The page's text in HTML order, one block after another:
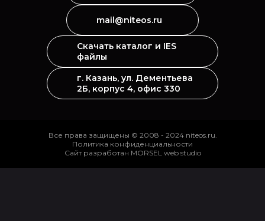
Скачать каталог и IES
файлы
г. Казань, ул. Дементьева
2Б, корпус 4, офис 330
mail@niteos.ru
Все права защищены © 2008 - 2024 niteos.ru.
Политика конфиденциальности
Сайт разработан MORSEL web studio